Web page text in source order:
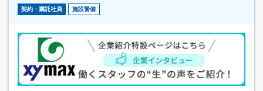
契約・嘱託社員 施設警備